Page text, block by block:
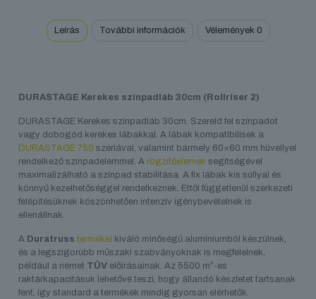
Leírás További információk Vélemények 0
DURASTAGE Kerekes színpadláb 30cm (Rollriser 2)
DURASTAGE Kerekes színpadláb 30cm. Szereld fel színpadot
vagy dobogód kerekes lábakkal. A lábak kompatibilisek a
DURASTAGE 750 szériával, valamint bármely 60×60 mm hüvellyel
rendelkező színpadelemmel. A rögzítőelemek segítségével
maximalizálható a színpad stabilitása. A fix lábak kis súllyal és
könnyű kezelhetőséggel rendelkeznek. Ettől függetlenül szerkezeti
felépítésüknek köszönhetően intenzív igénybevételnek is
ellenállnak.
A Duratruss termékei kiváló minőségű alumíniumból készülnek,
és a legszigorúbb műszaki szabványoknak is megfelelnek,
például a német TÜV előírásainak. Az 5500 m²-es
raktárkapacitásuk lehetővé teszi, hogy állandó készletet tartsanak
fent, így standard a termékek mindig gyorsan elérhetők.